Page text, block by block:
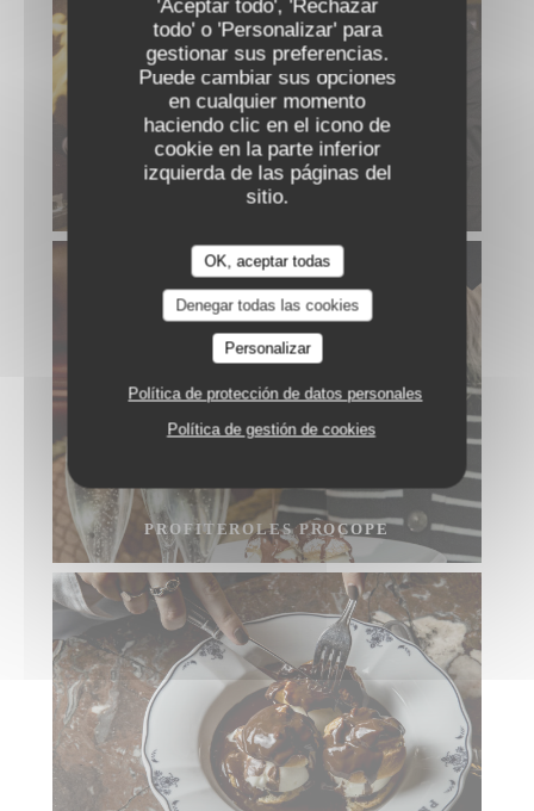
'Aceptar todo', 'Rechazar
todo' o 'Personalizar' para
gestionar sus preferencias.
Puede cambiar sus opciones
en cualquier momento
haciendo clic en el icono de
cookie en la parte inferior
izquierda de las páginas del
sitio.
OK, aceptar todas
Denegar todas las cookies
Personalizar
Política de protección de datos personales
Política de gestión de cookies
CRÊPES FLAMBÉES AU GRAND MARNIER
PROFITEROLES PROCOPE